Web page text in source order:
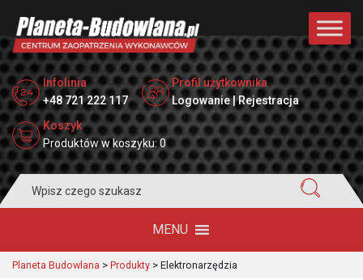
Infolinia
+48 721 222 117
Profil użytkownika
Logowanie | Rejestracja
Koszyk
Produktów w koszyku: 0
for:
MENU
Planeta Budowlana > Produkty > Elektronarzędzia